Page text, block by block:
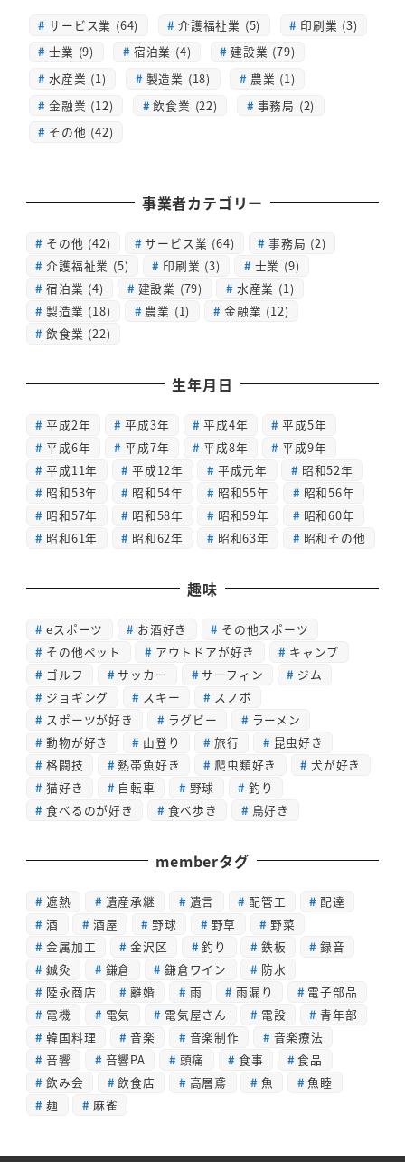
サービス業 (64) 介護福祉業 (5)
印刷業 (3)
士業 (9)
宿泊業 (4)
建設業 (79)
水産業 (1)
製造業 (18)
農業 (1)
金融業 (12)
飲食業 (22)
事務局 (2)
その他 (42)
事業者カテゴリー
その他 (42) サービス業 (64) 事務局 (2)
介護福祉業 (5) 印刷業 (3) 士業 (9)
宿泊業 (4) 建設業 (79) 水産業 (1)
製造業 (18) 農業 (1) 金融業 (12)
飲食業 (22)
生年月日
平成2年 平成3年 平成4年
平成5年
平成6年
平成7年 平成8年
平成9年
平成11年
平成12年 平成元年
昭和52年
昭和53年
昭和54年 昭和55年
昭和56年
昭和57年
昭和58年 昭和59年
昭和60年
昭和61年
昭和62年 昭和63年 昭和その他
趣味
eスポーツ お酒好き
その他スポーツ
その他ペット
アウトドアが好き
キャンプ
ゴルフ
サッカー サーフィン
ジム
ジョギング
スキー
スノボ
スポーツが好き
ラグビー
ラーメン
動物が好き
山登り 旅行
昆虫好き
格闘技
熱帯魚好き 爬虫類好き
犬が好き
猫好き
自転車 野球
釣り
食べるのが好き
食べ歩き 鳥好き
memberタグ
遮熱 遺産承継 遺言 配管工
配達
酒
酒屋 野球 野草
野菜
金属加工
金沢区 釣り 鉄板
録音
鍼灸
鎌倉 鎌倉ワイン
防水
陸永商店
離婚 雨 雨漏り
電子部品
電機
電気 電気屋さん 電設
青年部
韓国料理
音楽 音楽制作
音楽療法
音響
音響PA 頭痛 食事
食品
飲み会
飲食店 高層鳶 魚
魚睦
麺
麻雀